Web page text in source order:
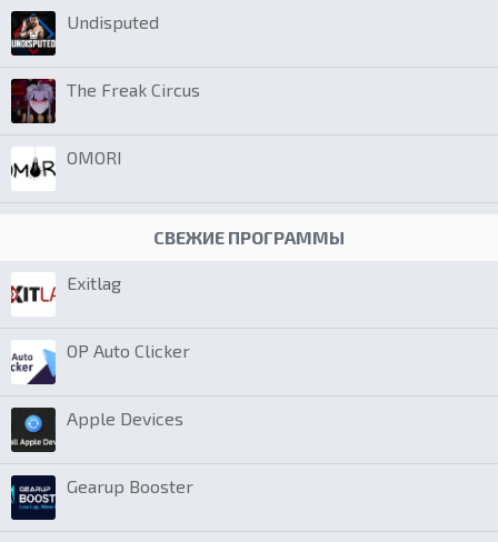
Undisputed
The Freak Circus
OMORI
СВЕЖИЕ ПРОГРАММЫ
Exitlag
OP Auto Clicker
Apple Devices
Gearup Booster